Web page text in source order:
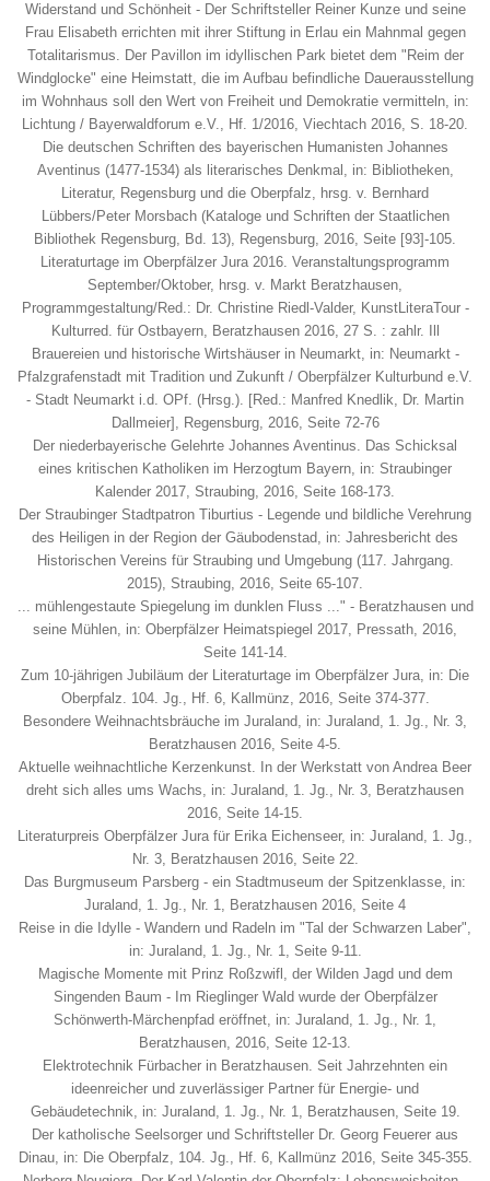
Widerstand und Schönheit - Der Schriftsteller Reiner Kunze und seine
Frau Elisabeth errichten mit ihrer Stiftung in Erlau ein Mahnmal gegen
Totalitarismus. Der Pavillon im idyllischen Park bietet dem "Reim der
Windglocke" eine Heimstatt, die im Aufbau befindliche Dauerausstellung
im Wohnhaus soll den Wert von Freiheit und Demokratie vermitteln, in:
Lichtung / Bayerwaldforum e.V., Hf. 1/2016, Viechtach 2016, S. 18-20.
Die deutschen Schriften des bayerischen Humanisten Johannes
Aventinus (1477-1534) als literarisches Denkmal, in: Bibliotheken,
Literatur, Regensburg und die Oberpfalz, hrsg. v. Bernhard
Lübbers/Peter Morsbach (Kataloge und Schriften der Staatlichen
Bibliothek Regensburg, Bd. 13), Regensburg, 2016, Seite [93]-105.
Literaturtage im Oberpfälzer Jura 2016. Veranstaltungsprogramm
September/Oktober, hrsg. v. Markt Beratzhausen,
Programmgestaltung/Red.: Dr. Christine Riedl-Valder, KunstLiteraTour -
Kulturred. für Ostbayern, Beratzhausen 2016, 27 S. : zahlr. Ill
Brauereien und historische Wirtshäuser in Neumarkt, in: Neumarkt -
Pfalzgrafenstadt mit Tradition und Zukunft / Oberpfälzer Kulturbund e.V.
- Stadt Neumarkt i.d. OPf. (Hrsg.). [Red.: Manfred Knedlik, Dr. Martin
Dallmeier], Regensburg, 2016, Seite 72-76
Der niederbayerische Gelehrte Johannes Aventinus. Das Schicksal
eines kritischen Katholiken im Herzogtum Bayern, in: Straubinger
Kalender 2017, Straubing, 2016, Seite 168-173.
Der Straubinger Stadtpatron Tiburtius - Legende und bildliche Verehrung
des Heiligen in der Region der Gäubodenstad, in: Jahresbericht des
Historischen Vereins für Straubing und Umgebung (117. Jahrgang.
2015), Straubing, 2016, Seite 65-107.
... mühlengestaute Spiegelung im dunklen Fluss ..." - Beratzhausen und
seine Mühlen, in: Oberpfälzer Heimatspiegel 2017, Pressath, 2016,
Seite 141-14.
Zum 10-jährigen Jubiläum der Literaturtage im Oberpfälzer Jura, in: Die
Oberpfalz. 104. Jg., Hf. 6, Kallmünz, 2016, Seite 374-377.
Besondere Weihnachtsbräuche im Juraland, in: Juraland, 1. Jg., Nr. 3,
Beratzhausen 2016, Seite 4-5.
Aktuelle weihnachtliche Kerzenkunst. In der Werkstatt von Andrea Beer
dreht sich alles ums Wachs, in: Juraland, 1. Jg., Nr. 3, Beratzhausen
2016, Seite 14-15.
Literaturpreis Oberpfälzer Jura für Erika Eichenseer, in: Juraland, 1. Jg.,
Nr. 3, Beratzhausen 2016, Seite 22.
Das Burgmuseum Parsberg - ein Stadtmuseum der Spitzenklasse, in:
Juraland, 1. Jg., Nr. 1, Beratzhausen 2016, Seite 4
Reise in die Idylle - Wandern und Radeln im "Tal der Schwarzen Laber",
in: Juraland, 1. Jg., Nr. 1, Seite 9-11.
Magische Momente mit Prinz Roßzwifl, der Wilden Jagd und dem
Singenden Baum - Im Rieglinger Wald wurde der Oberpfälzer
Schönwerth-Märchenpfad eröffnet, in: Juraland, 1. Jg., Nr. 1,
Beratzhausen, 2016, Seite 12-13.
Elektrotechnik Fürbacher in Beratzhausen. Seit Jahrzehnten ein
ideenreicher und zuverlässiger Partner für Energie- und
Gebäudetechnik, in: Juraland, 1. Jg., Nr. 1, Beratzhausen, Seite 19.
Der katholische Seelsorger und Schriftsteller Dr. Georg Feuerer aus
Dinau, in: Die Oberpfalz, 104. Jg., Hf. 6, Kallmünz 2016, Seite 345-355.